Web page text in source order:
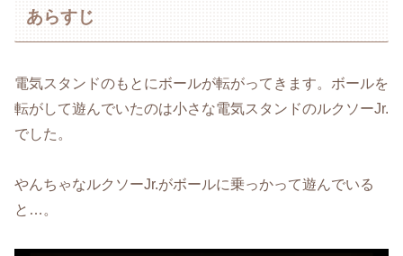
あらすじ
電気スタンドのもとにボールが転がってきます。ボールを
転がして遊んでいたのは小さな電気スタンドのルクソーJr.
でした。
やんちゃなルクソーJr.がボールに乗っかって遊んでいる
と…。